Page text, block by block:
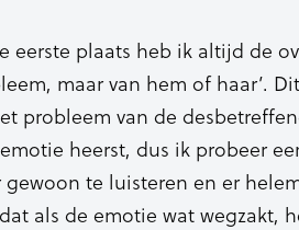
eerste plaats heb ik altijd de
maar van hem of haar’.
probleem van de
heerst, dus ik probeer
te luisteren en er
als de emotie wat wegzakt,